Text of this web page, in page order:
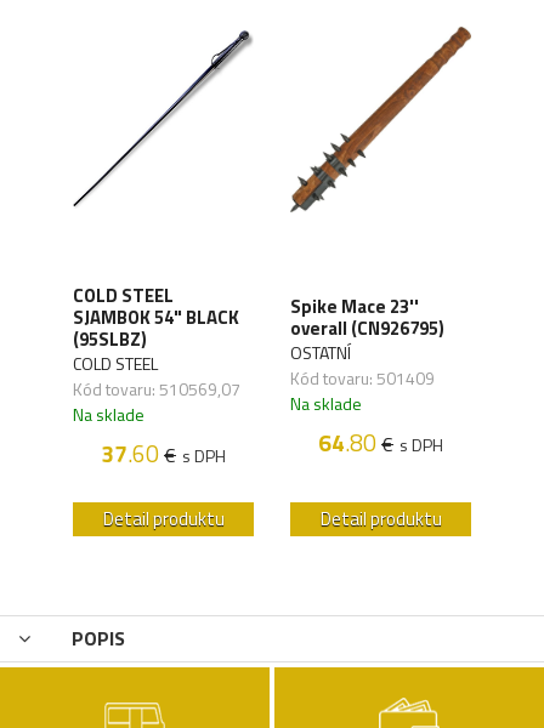
COLD STEEL
SJAMBOK 54" BLACK
(95SLBZ)
COLD STEEL
Kód tovaru: 510569,07
Na sklade
37.60€ s DPH
Detail produktu
Spike Mace 23''
overall (CN926795)
OSTATNÍ
Kód tovaru: 501409
Na sklade
64.80€ s DPH
Detail produktu
POPIS